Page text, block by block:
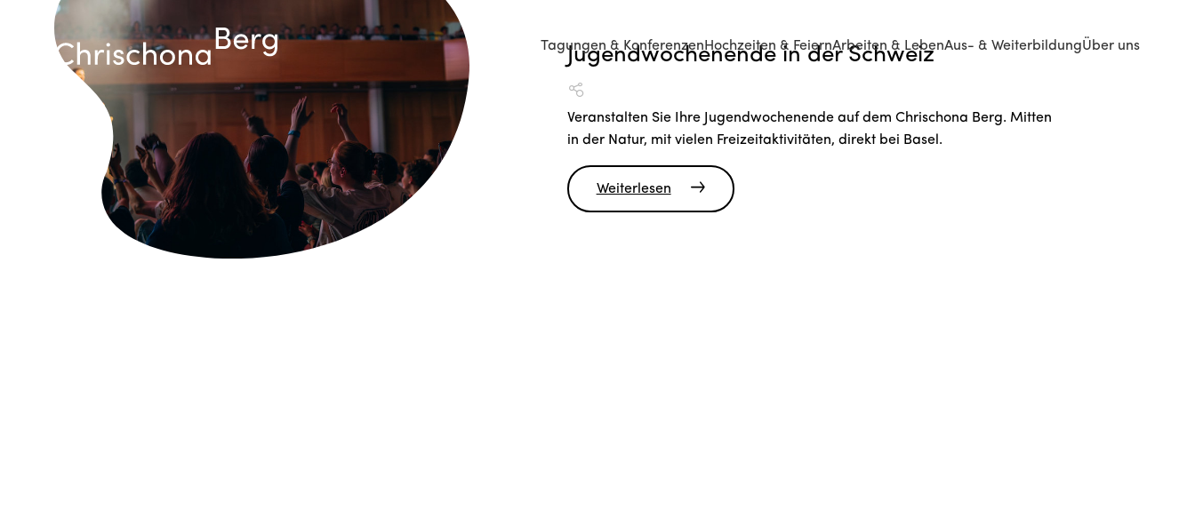
Tagungen & Konferenzen Hochzeiten & FeiernArbeiten & LebenAus- & WeiterbildungÜber uns
Jugendwochenende in der Schweiz
Veranstalten Sie Ihre Jugendwochenende auf dem Chrischona Berg. Mitten
in der Natur, mit vielen Freizeitaktivitäten, direkt bei Basel.
Weiterlesen